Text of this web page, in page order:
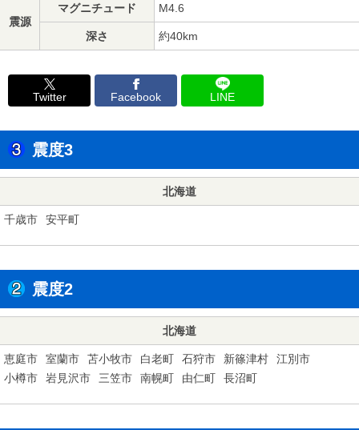
震源
マグニチュード M4.6
深さ 約40km
Twitter Facebook LINE
震度3
北海道
千歳市 安平町
震度2
北海道
恵庭市 室蘭市 苫小牧市 白老町 石狩市 新篠津村
江別市
小樽市
岩見沢市 三笠市 南幌町 由仁町 長沼町